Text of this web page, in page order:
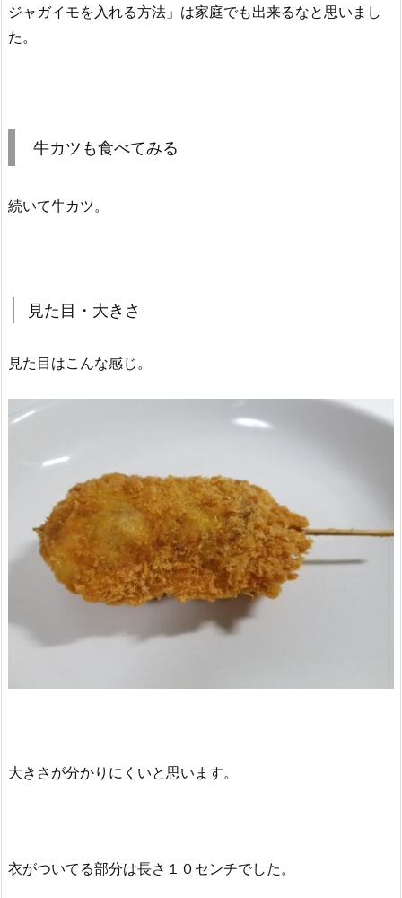
ジャガイモを入れる方法」は家庭でも出来るなと思いまし
た。
牛カツも食べてみる
続いて牛カツ。
見た目・大きさ
見た目はこんな感じ。
大きさが分かりにくいと思います。
衣がついてる部分は長さ１０センチでした。